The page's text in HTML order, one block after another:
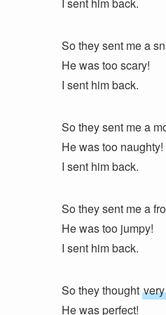
So they sent me a
He was too scary!
I sent him back.
So they sent me a
He was too naughty!
I sent him back.
So they sent me a
He was too jumpy!
I sent him back.
So they thought
He was perfect!